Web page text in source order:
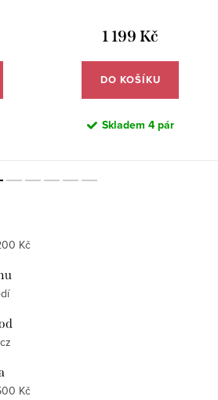
1 199 Kč
DO KOŠÍKU
Skladem 4 pár
Kč
Kč